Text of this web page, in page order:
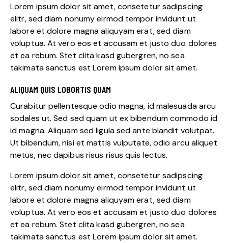
Lorem ipsum dolor sit amet, consetetur sadipscing
elitr, sed diam nonumy eirmod tempor invidunt ut
labore et dolore magna aliquyam erat, sed diam
voluptua. At vero eos et accusam et justo duo dolores
et ea rebum. Stet clita kasd gubergren, no sea
takimata sanctus est Lorem ipsum dolor sit amet.
ALIQUAM QUIS LOBORTIS QUAM
Curabitur pellentesque odio magna, id malesuada arcu
sodales ut. Sed sed quam ut ex bibendum commodo id
id magna. Aliquam sed ligula sed ante blandit volutpat.
Ut bibendum, nisi et mattis vulputate, odio arcu aliquet
metus, nec dapibus risus risus quis lectus.
Lorem ipsum dolor sit amet, consetetur sadipscing
elitr, sed diam nonumy eirmod tempor invidunt ut
labore et dolore magna aliquyam erat, sed diam
voluptua. At vero eos et accusam et justo duo dolores
et ea rebum. Stet clita kasd gubergren, no sea
takimata sanctus est Lorem ipsum dolor sit amet.